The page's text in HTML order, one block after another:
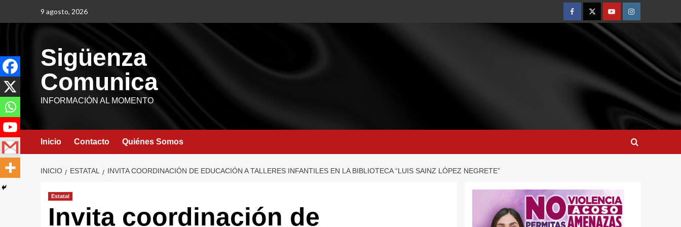
9 agosto, 2026
Sigüenza
Comunica
INFORMACIÓN AL MOMENTO
Inicio Contacto Quiénes Somos
INICIO ESTATAL INVITA COORDINACIÓN DE EDUCACIÓN A TALLERES INFANTILES EN LA BIBLIOTECA “LUIS SAINZ LÓPEZ NEGRETE”
Estatal
Invita coordinación de